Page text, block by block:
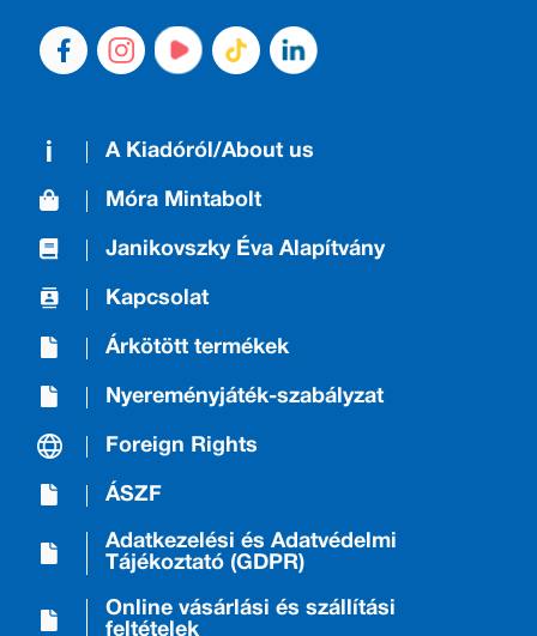
A Kiadóról/About us
Móra Mintabolt
Janikovszky Éva Alapítvány
Kapcsolat
Árkötött termékek
Nyereményjáték-szabályzat
Foreign Rights
ÁSZF
Adatkezelési és Adatvédelmi
Tájékoztató (GDPR)
Online vásárlási és szállítási
feltételek